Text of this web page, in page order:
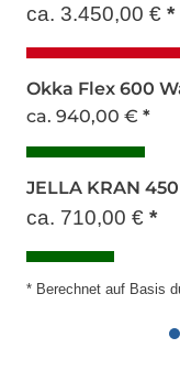
ca. 3.450,00 € *
Okka Flex 600
ca. 940,00 € *
JELLA KRAN
ca. 710,00 € *
* Berechnet auf Basis